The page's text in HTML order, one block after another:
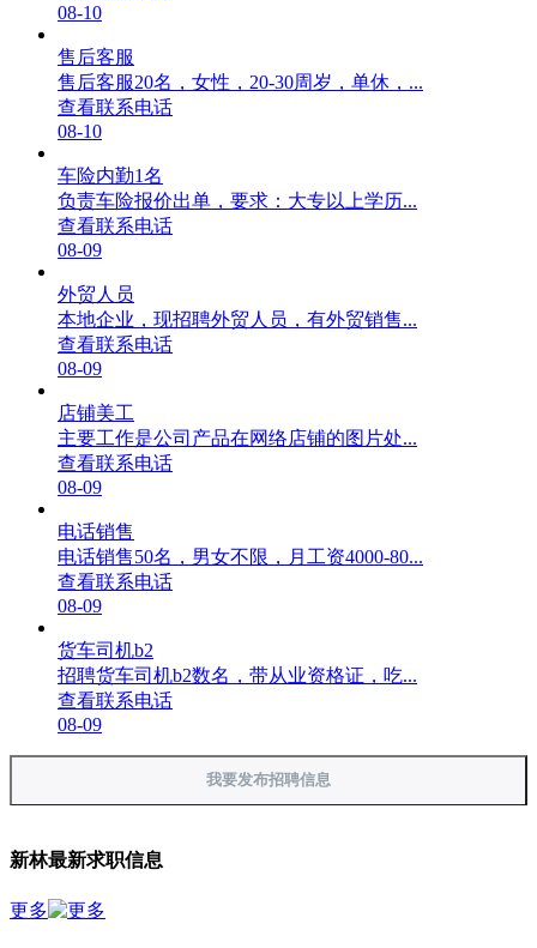
08-10
售后客服
售后客服20名，女性，20-30周岁，单休，...
查看联系电话
08-10
车险内勤1名
负责车险报价出单，要求：大专以上学历...
查看联系电话
08-09
外贸人员
本地企业，现招聘外贸人员，有外贸销售...
查看联系电话
08-09
店铺美工
主要工作是公司产品在网络店铺的图片处...
查看联系电话
08-09
电话销售
电话销售50名，男女不限，月工资4000-80...
查看联系电话
08-09
货车司机b2
招聘货车司机b2数名，带从业资格证，吃...
查看联系电话
08-09
我要发布招聘信息
新林最新求职信息
更多